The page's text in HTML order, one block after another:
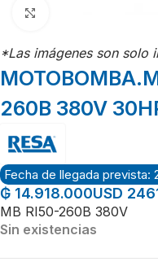
*Las imágenes son solo
260B 380V
Fecha de llegada prevista:
₲ 14.918.000USD
MB RI50-260B 380V
Sin existencias